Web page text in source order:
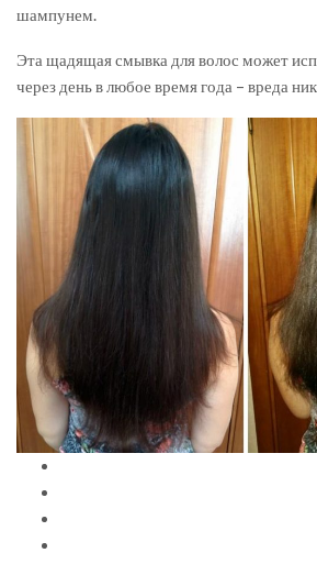
шампунем.
Эта щадящая смывка для волос может
через день в любое время года – вреда